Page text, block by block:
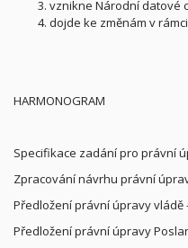
vznikne Národní datové
dojde ke změnám v rámci
HARMONOGRAM
Specifikace zadání pro právní
Zpracování návrhu právní
Předložení právní úpravy vládě
Předložení právní úpravy